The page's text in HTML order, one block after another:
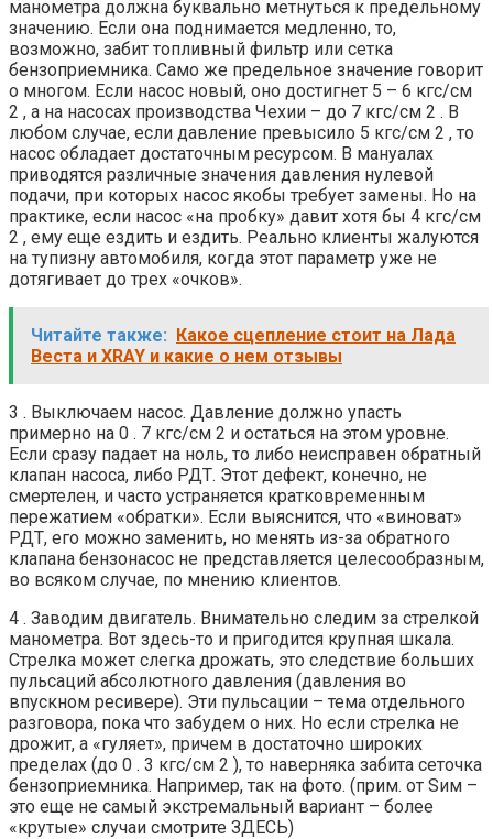
манометра должна буквально метнуться к предельному
значению. Если она поднимается медленно, то,
возможно, забит топливный фильтр или сетка
бензоприемника. Само же предельное значение говорит
о многом. Если насос новый, оно достигнет 5 – 6 кгс/см
2 , а на насосах производства Чехии – до 7 кгс/см 2 . В
любом случае, если давление превысило 5 кгс/см 2 , то
насос обладает достаточным ресурсом. В мануалах
приводятся различные значения давления нулевой
подачи, при которых насос якобы требует замены. Но на
практике, если насос «на пробку» давит хотя бы 4 кгс/см
2 , ему еще ездить и ездить. Реально клиенты жалуются
на тупизну автомобиля, когда этот параметр уже не
дотягивает до трех «очков».
Читайте также: Какое сцепление стоит на Лада
Веста и XRAY и какие о нем отзывы
3 . Выключаем насос. Давление должно упасть
примерно на 0 . 7 кгс/см 2 и остаться на этом уровне.
Если сразу падает на ноль, то либо неисправен обратный
клапан насоса, либо РДТ. Этот дефект, конечно, не
смертелен, и часто устраняется кратковременным
пережатием «обратки». Если выяснится, что «виноват»
РДТ, его можно заменить, но менять из-за обратного
клапана бензонасос не представляется целесообразным,
во всяком случае, по мнению клиентов.
4 . Заводим двигатель. Внимательно следим за стрелкой
манометра. Вот здесь-то и пригодится крупная шкала.
Стрелка может слегка дрожать, это следствие больших
пульсаций абсолютного давления (давления во
впускном ресивере). Эти пульсации – тема отдельного
разговора, пока что забудем о них. Но если стрелка не
дрожит, а «гуляет», причем в достаточно широких
пределах (до 0 . 3 кгс/см 2 ), то наверняка забита сеточка
бензоприемника. Например, так на фото. (прим. от Sим –
это еще не самый экстремальный вариант – более
«крутые» случаи смотрите ЗДЕСЬ)